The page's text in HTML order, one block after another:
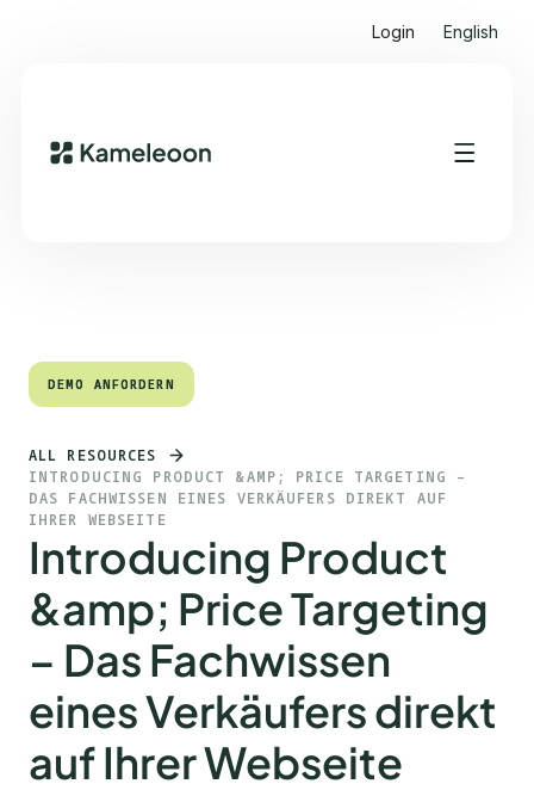
Login English
Quick Links
DEMO ANFORDERN
DEMO ANFORDERN
ALL RESOURCES
INTRODUCING PRODUCT &AMP; PRICE TARGETING –
DAS FACHWISSEN EINES VERKÄUFERS DIREKT AUF
IHRER WEBSEITE
Introducing Product
&amp; Price Targeting
– Das Fachwissen
eines Verkäufers direkt
auf Ihrer Webseite